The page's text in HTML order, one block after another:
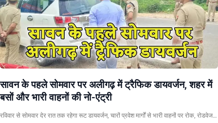
सावन के पहले सोमवार पर अलीगढ़ में ट्रैफिक डायवर्जन, शहर में
बसों और भारी वाहनों की नो-एंट्री
रविवार से सोमवार देर रात तक रहेगा रूट डायवर्जन, चारों प्रवेश मार्गों से भारी वाहनों पर रोक, रोडवेज…